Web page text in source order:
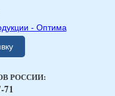
РОССИИ:
71